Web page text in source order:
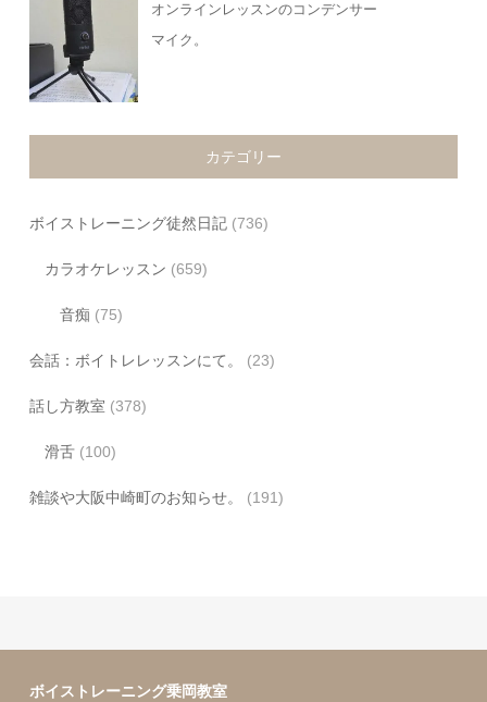
オンラインレッスンのコンデンサー
マイク。
カテゴリー
ボイストレーニング徒然日記 (736)
カラオケレッスン (659)
音痴 (75)
会話：ボイトレレッスンにて。 (23)
話し方教室 (378)
滑舌 (100)
雑談や大阪中崎町のお知らせ。 (191)
ボイストレーニング乗岡教室